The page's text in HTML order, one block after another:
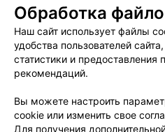
Пользовательское
Вакансии
Написать
Обработка
Обработка
Наш сайт использует файлы
удобства пользователей
статистики и предоставления
рекомендаций.
Вы можете настроить
cookie или изменить свое
Для получения